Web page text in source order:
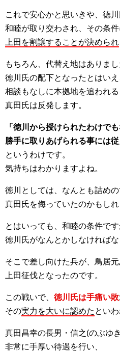
これで安心かと思いきや、徳川
和睦が取り交わされ、その条件
上田を割譲することが決められ
もちろん、代替え地はありまし
徳川氏の配下となったとはいえ
相談もなしに本拠地を追われる
真田氏は反発します。
「徳川から授けられたわけでも
勝手に取りあげられる事には従
というわけです。
気持ちはわかりますよね。
徳川としては、なんとも詰めの
真田氏を侮っていたのかもしれ
とはいっても、和睦の条件です
徳川氏がなんとかしなければな
そこで差し向けた兵が、鳥居
上田征伐となったのです。
この戦いで、 徳川氏は手痛い敗
その実力を大いに認めた とい
真田昌幸の長男・信之(のぶゆ
非常に手厚い待遇を行い、